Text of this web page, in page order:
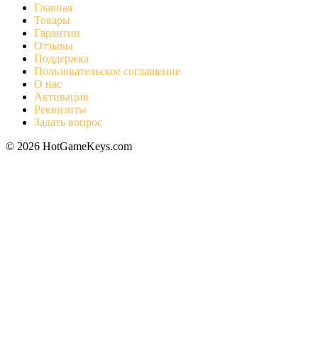
Главная
Товары
Гарантии
Отзывы
Поддержка
Пользовательское соглашение
О нас
Активация
Реквизиты
Задать вопрос
© 2026 HotGameKeys.com